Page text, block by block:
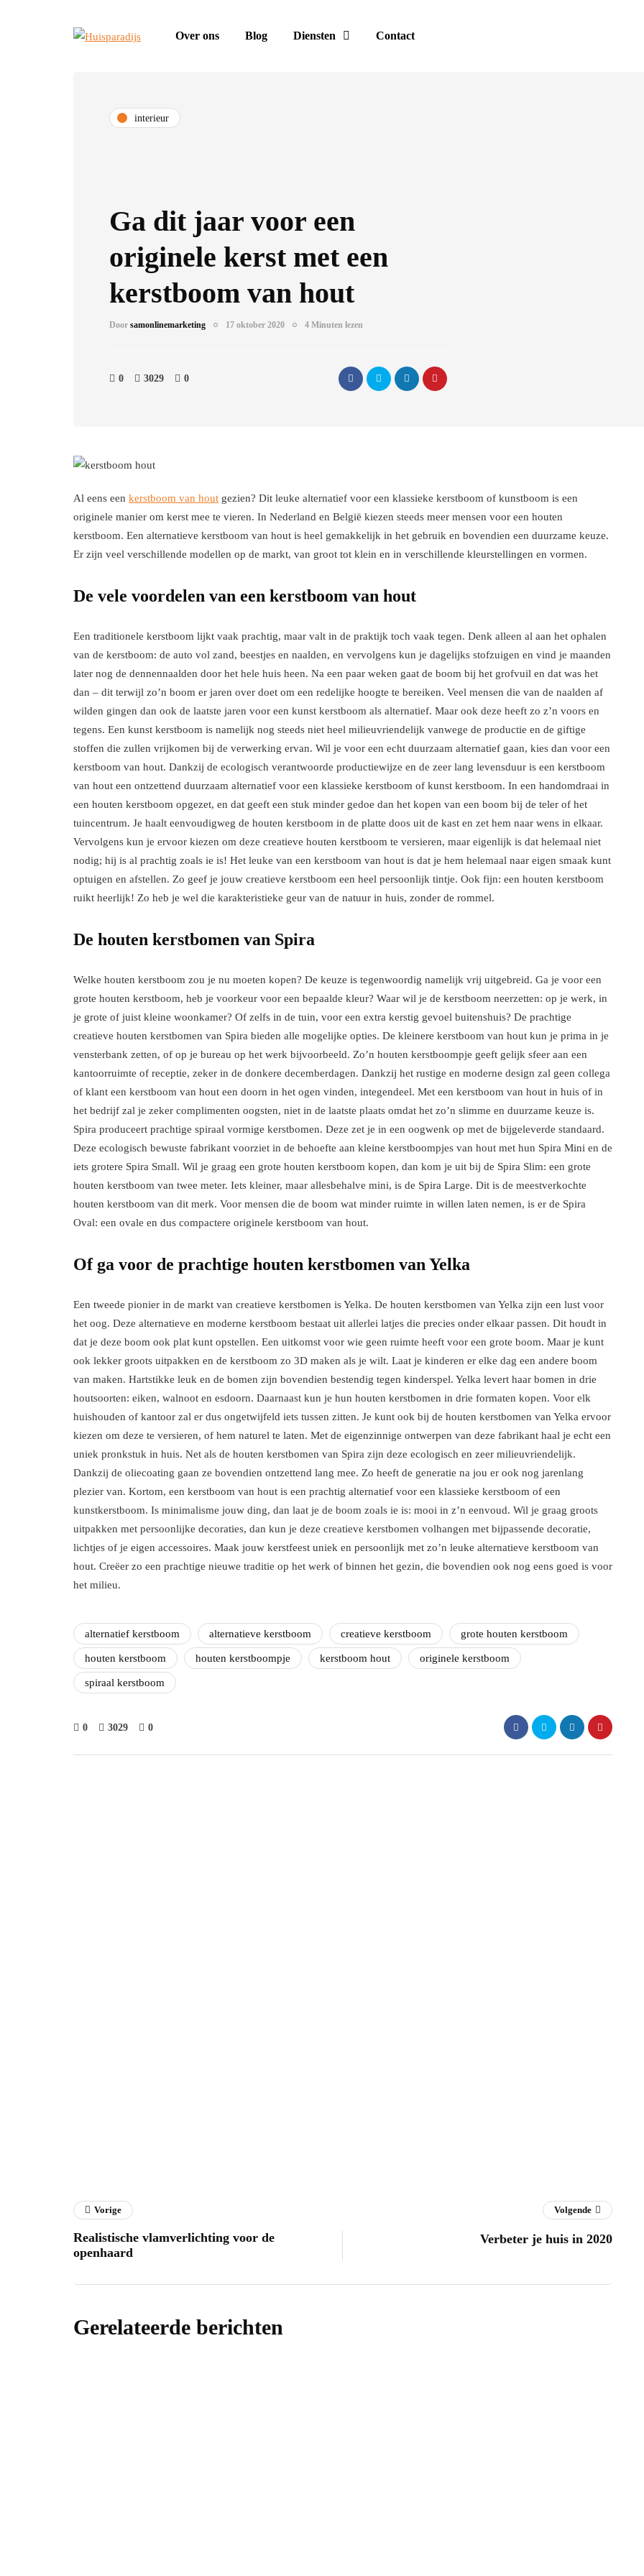
Over ons Blog Diensten Contact
interieur
Ga dit jaar voor een
originele kerst met een
kerstboom van hout
Door samonlinemarketing 17 oktober 2020 4 Minuten lezen
0 3029 0
Al eens een kerstboom van hout gezien? Dit leuke alternatief voor een klassieke kerstboom of kunstboom is een
originele manier om kerst mee te vieren. In Nederland en België kiezen steeds meer mensen voor een houten
kerstboom. Een alternatieve kerstboom van hout is heel gemakkelijk in het gebruik en bovendien een duurzame keuze.
Er zijn veel verschillende modellen op de markt, van groot tot klein en in verschillende kleurstellingen en vormen.
De vele voordelen van een kerstboom van hout
Een traditionele kerstboom lijkt vaak prachtig, maar valt in de praktijk toch vaak tegen. Denk alleen al aan het ophalen
van de kerstboom: de auto vol zand, beestjes en naalden, en vervolgens kun je dagelijks stofzuigen en vind je maanden
later nog de dennennaalden door het hele huis heen. Na een paar weken gaat de boom bij het grofvuil en dat was het
dan – dit terwijl zo’n boom er jaren over doet om een redelijke hoogte te bereiken. Veel mensen die van de naalden af
wilden gingen dan ook de laatste jaren voor een kunst kerstboom als alternatief. Maar ook deze heeft zo z’n voors en
tegens. Een kunst kerstboom is namelijk nog steeds niet heel milieuvriendelijk vanwege de productie en de giftige
stoffen die zullen vrijkomen bij de verwerking ervan. Wil je voor een echt duurzaam alternatief gaan, kies dan voor een
kerstboom van hout. Dankzij de ecologisch verantwoorde productiewijze en de zeer lang levensduur is een kerstboom
van hout een ontzettend duurzaam alternatief voor een klassieke kerstboom of kunst kerstboom. In een handomdraai in
een houten kerstboom opgezet, en dat geeft een stuk minder gedoe dan het kopen van een boom bij de teler of het
tuincentrum. Je haalt eenvoudigweg de houten kerstboom in de platte doos uit de kast en zet hem naar wens in elkaar.
Vervolgens kun je ervoor kiezen om deze creatieve houten kerstboom te versieren, maar eigenlijk is dat helemaal niet
nodig; hij is al prachtig zoals ie is! Het leuke van een kerstboom van hout is dat je hem helemaal naar eigen smaak kunt
optuigen en afstellen. Zo geef je jouw creatieve kerstboom een heel persoonlijk tintje. Ook fijn: een houten kerstboom
ruikt heerlijk! Zo heb je wel die karakteristieke geur van de natuur in huis, zonder de rommel.
De houten kerstbomen van Spira
Welke houten kerstboom zou je nu moeten kopen? De keuze is tegenwoordig namelijk vrij uitgebreid. Ga je voor een
grote houten kerstboom, heb je voorkeur voor een bepaalde kleur? Waar wil je de kerstboom neerzetten: op je werk, in
je grote of juist kleine woonkamer? Of zelfs in de tuin, voor een extra kerstig gevoel buitenshuis? De prachtige
creatieve houten kerstbomen van Spira bieden alle mogelijke opties. De kleinere kerstboom van hout kun je prima in je
vensterbank zetten, of op je bureau op het werk bijvoorbeeld. Zo’n houten kerstboompje geeft gelijk sfeer aan een
kantoorruimte of receptie, zeker in de donkere decemberdagen. Dankzij het rustige en moderne design zal geen collega
of klant een kerstboom van hout een doorn in het ogen vinden, integendeel. Met een kerstboom van hout in huis of in
het bedrijf zal je zeker complimenten oogsten, niet in de laatste plaats omdat het zo’n slimme en duurzame keuze is.
Spira produceert prachtige spiraal vormige kerstbomen. Deze zet je in een oogwenk op met de bijgeleverde standaard.
Deze ecologisch bewuste fabrikant voorziet in de behoefte aan kleine kerstboompjes van hout met hun Spira Mini en de
iets grotere Spira Small. Wil je graag een grote houten kerstboom kopen, dan kom je uit bij de Spira Slim: een grote
houten kerstboom van twee meter. Iets kleiner, maar allesbehalve mini, is de Spira Large. Dit is de meestverkochte
houten kerstboom van dit merk. Voor mensen die de boom wat minder ruimte in willen laten nemen, is er de Spira
Oval: een ovale en dus compactere originele kerstboom van hout.
Of ga voor de prachtige houten kerstbomen van Yelka
Een tweede pionier in de markt van creatieve kerstbomen is Yelka. De houten kerstbomen van Yelka zijn een lust voor
het oog. Deze alternatieve en moderne kerstboom bestaat uit allerlei latjes die precies onder elkaar passen. Dit houdt in
dat je deze boom ook plat kunt opstellen. Een uitkomst voor wie geen ruimte heeft voor een grote boom. Maar je kunt
ook lekker groots uitpakken en de kerstboom zo 3D maken als je wilt. Laat je kinderen er elke dag een andere boom
van maken. Hartstikke leuk en de bomen zijn bovendien bestendig tegen kinderspel. Yelka levert haar bomen in drie
houtsoorten: eiken, walnoot en esdoorn. Daarnaast kun je hun houten kerstbomen in drie formaten kopen. Voor elk
huishouden of kantoor zal er dus ongetwijfeld iets tussen zitten. Je kunt ook bij de houten kerstbomen van Yelka ervoor
kiezen om deze te versieren, of hem naturel te laten. Met de eigenzinnige ontwerpen van deze fabrikant haal je echt een
uniek pronkstuk in huis. Net als de houten kerstbomen van Spira zijn deze ecologisch en zeer milieuvriendelijk.
Dankzij de oliecoating gaan ze bovendien ontzettend lang mee. Zo heeft de generatie na jou er ook nog jarenlang
plezier van. Kortom, een kerstboom van hout is een prachtig alternatief voor een klassieke kerstboom of een
kunstkerstboom. Is minimalisme jouw ding, dan laat je de boom zoals ie is: mooi in z’n eenvoud. Wil je graag groots
uitpakken met persoonlijke decoraties, dan kun je deze creatieve kerstbomen volhangen met bijpassende decoratie,
lichtjes of je eigen accessoires. Maak jouw kerstfeest uniek en persoonlijk met zo’n leuke alternatieve kerstboom van
hout. Creëer zo een prachtige nieuwe traditie op het werk of binnen het gezin, die bovendien ook nog eens goed is voor
het milieu.
alternatief kerstboom alternatieve kerstboom creatieve kerstboom grote houten kerstboom
houten kerstboom houten kerstboompje kerstboom hout originele kerstboom
spiraal kerstboom
0 3029 0
Vorige
Realistische vlamverlichting voor de
openhaard
Volgende
Verbeter je huis in 2020
Gerelateerde berichten